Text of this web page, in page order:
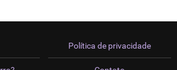
Política de privacidade